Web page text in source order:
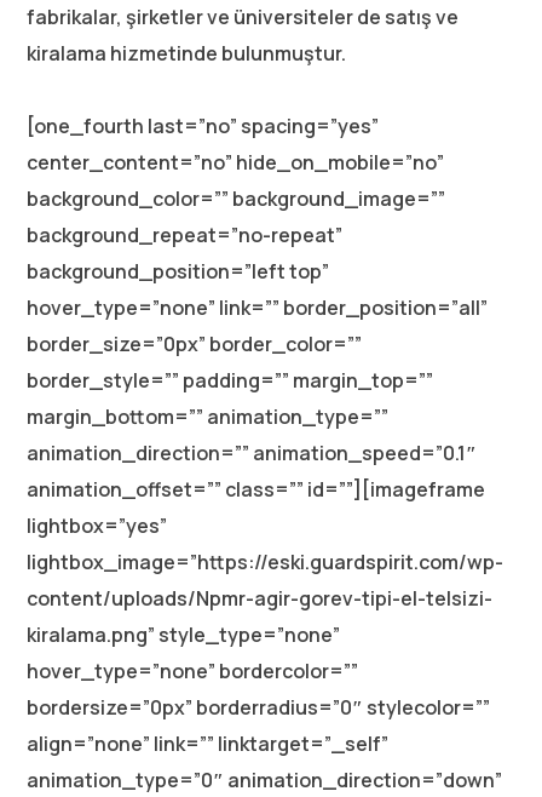
fabrikalar, şirketler ve üniversiteler de satış ve
kiralama hizmetinde bulunmuştur.
[one_fourth last=”no” spacing=”yes”
center_content=”no” hide_on_mobile=”no”
background_color=”” background_image=””
background_repeat=”no-repeat”
background_position=”left top”
hover_type=”none” link=”” border_position=”all”
border_size=”0px” border_color=””
border_style=”” padding=”” margin_top=””
margin_bottom=”” animation_type=””
animation_direction=”” animation_speed=”0.1″
animation_offset=”” class=”” id=””][imageframe
lightbox=”yes”
lightbox_image=”https://eski.guardspirit.com/wp-
content/uploads/Npmr-agir-gorev-tipi-el-telsizi-
kiralama.png” style_type=”none”
hover_type=”none” bordercolor=””
bordersize=”0px” borderradius=”0″ stylecolor=””
align=”none” link=”” linktarget=”_self”
animation_type=”0″ animation_direction=”down”